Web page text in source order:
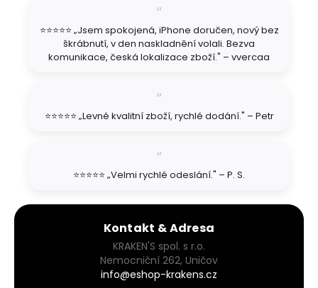
c
í
p
r
v
y
ý
s
u
⭐⭐⭐⭐⭐ „Jsem spokojená, iPhone doručen, nový bez
škrábnutí, v den naskladnění volali. Bezva
komunikace, česká lokalizace zboží." – vvercaa
⭐⭐⭐⭐⭐ „Levné kvalitní zboží, rychlé dodání." – Petr
⭐⭐⭐⭐⭐ „Velmi rychlé odeslání." – P. S.
Kontakt & Adresa
KRAKEN'S spol. s r.o.
Nemocniční 262, Uničov
info@eshop-krakens.cz